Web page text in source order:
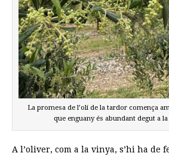
La promesa de l’oli de la tardor comença
que enguany és abundant degut a
A l’oliver, com a la vinya, s’hi ha de